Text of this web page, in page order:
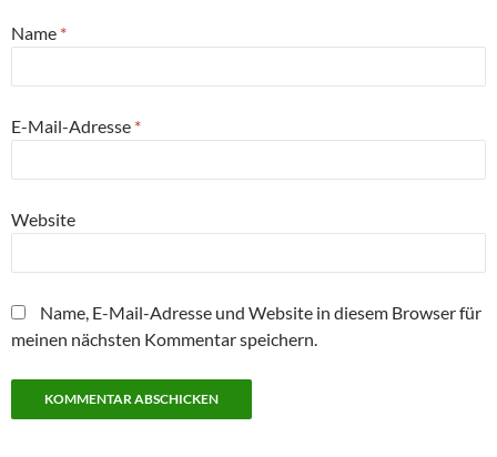
Name *
E-Mail-Adresse *
Website
Name, E-Mail-Adresse und Website in diesem Browser für
meinen nächsten Kommentar speichern.